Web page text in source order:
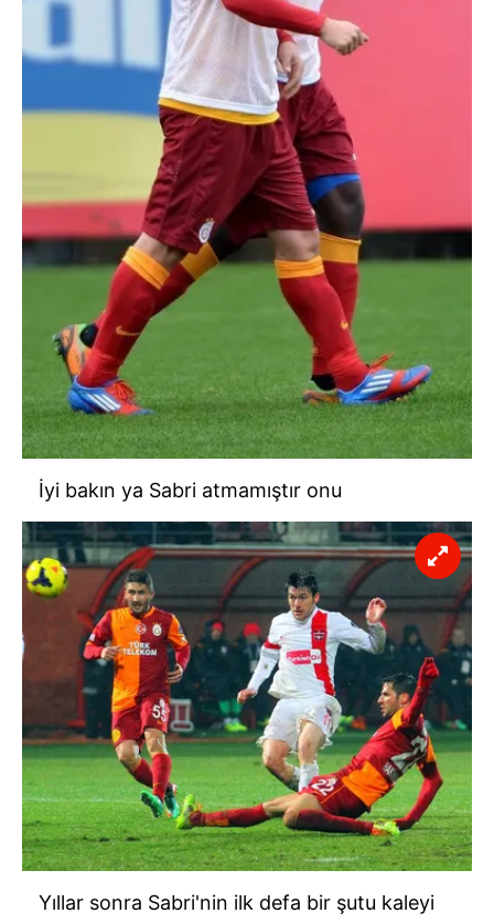
İyi bakın ya Sabri atmamıştır onu
Yıllar sonra Sabri'nin ilk defa bir şutu kaleyi